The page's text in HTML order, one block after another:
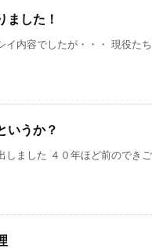
ました！
イ内容でしたが・・・ 現役た
いうか？
ました ４０年ほど前のでき